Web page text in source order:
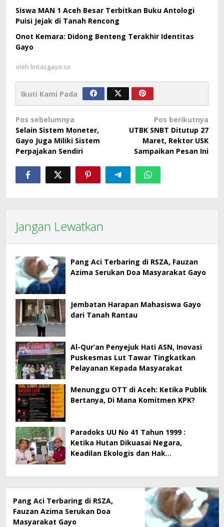
Siswa MAN 1 Aceh Besar Terbitkan Buku Antologi
Puisi Jejak di Tanah Rencong
Onot Kemara: Didong Benteng Terakhir Identitas
Gayo
oleh lintasgayo.co
Ikuti Kami Pada
Navigasi
pos
Pos sebelumnya
Selain Sistem Moneter,
Gayo Juga Miliki Sistem
Perpajakan Sendiri
Pos berikutnya
UTBK SNBT Ditutup 27
Maret, Rektor USK
Sampaikan Pesan Ini
Jangan Lewatkan
Pang Aci Terbaring di RSZA, Fauzan
Azima Serukan Doa Masyarakat Gayo
Jembatan Harapan Mahasiswa Gayo
dari Tanah Rantau
Al-Qur’an Penyejuk Hati ASN, Inovasi
Puskesmas Lut Tawar Tingkatkan
Pelayanan Kepada Masyarakat
Menunggu OTT di Aceh: Ketika Publik
Bertanya, Di Mana Komitmen KPK?
Paradoks UU No 41 Tahun 1999 :
Ketika Hutan Dikuasai Negara,
Keadilan Ekologis dan Hak
Pang Aci Terbaring di RSZA,
Fauzan Azima Serukan Doa
Masyarakat Gayo